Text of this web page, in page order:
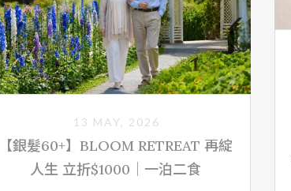
【銀髮60+】BLOOM RETREAT 再綻
人生 立折$1000｜一泊二食
13 MAY, 2026